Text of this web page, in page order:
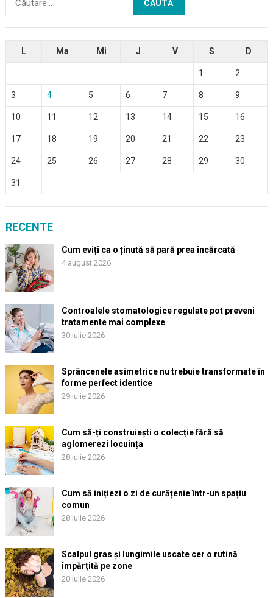
după:
L Ma Mi J V S D
1 2
3 4 5 6 7 8 9
10 11 12 13 14 15 16
17 18 19 20 21 22 23
24 25 26 27 28 29 30
31
RECENTE
Cum eviți ca o ținută să pară prea încărcată
4 august 2026
Controalele stomatologice regulate pot preveni
tratamente mai complexe
30 iulie 2026
Sprâncenele asimetrice nu trebuie transformate în
forme perfect identice
29 iulie 2026
Cum să-ți construiești o colecție fără să
aglomerezi locuința
28 iulie 2026
Cum să inițiezi o zi de curățenie într-un spațiu
comun
28 iulie 2026
Scalpul gras și lungimile uscate cer o rutină
împărțită pe zone
20 iulie 2026